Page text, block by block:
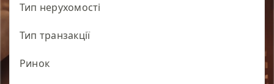
Тип нерухомості
Тип транзакції
Ринок